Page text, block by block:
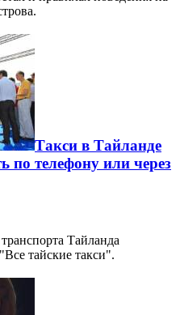
Такси в Тайланде
по телефону или через
Тайланда
тайские такси".